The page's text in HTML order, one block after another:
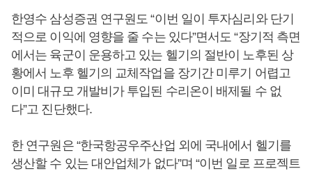
한영수 삼성증권 연구원도 “이번 일이 투자심리와 단기
적으로 이익에 영향을 줄 수는 있다”면서도 “장기적 측면
에서는 육군이 운용하고 있는 헬기의 절반이 노후된 상
황에서 노후 헬기의 교체작업을 장기간 미루기 어렵고
이미 대규모 개발비가 투입된 수리온이 배제될 수 없
다”고 진단했다.
한 연구원은 “한국항공우주산업 외에 국내에서 헬기를
생산할 수 있는 대안업체가 없다”며 “이번 일로 프로젝트